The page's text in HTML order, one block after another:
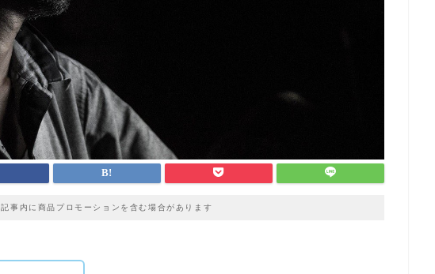
記事内に商品プロモーションを含む場合があります